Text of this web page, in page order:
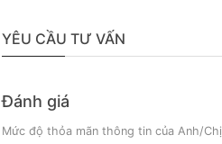
YÊU CẦU TƯ VẤN
Đánh giá
Mức độ thỏa mãn thông tin của Anh/Chị